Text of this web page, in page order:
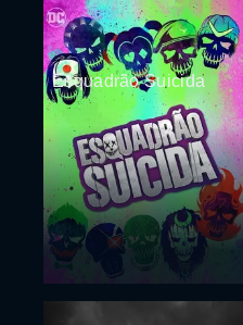
Esquadrão Suicida